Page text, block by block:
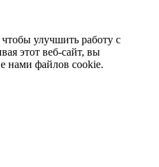
чтобы улучшить работу с
этот веб-сайт, вы
нами файлов cookie.